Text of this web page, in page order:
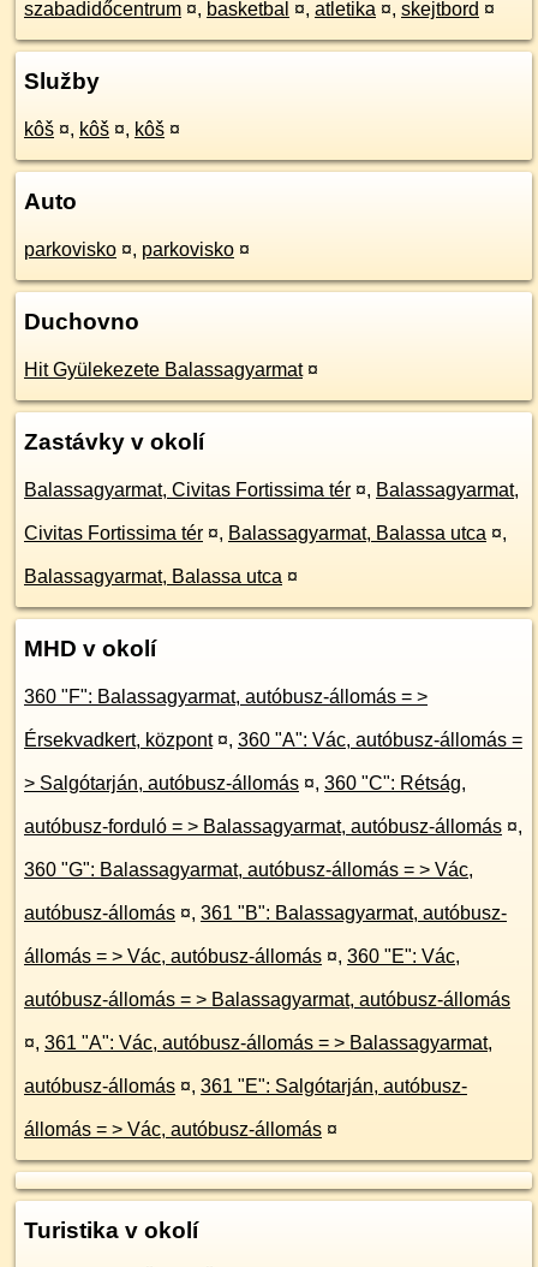
szabadidőcentrum ¤, basketbal ¤, atletika ¤, skejtbord ¤
Služby
kôš ¤, kôš ¤, kôš ¤
Auto
parkovisko ¤, parkovisko ¤
Duchovno
Hit Gyülekezete Balassagyarmat ¤
Zastávky v okolí
Balassagyarmat, Civitas Fortissima tér ¤, Balassagyarmat,
Civitas Fortissima tér ¤, Balassagyarmat, Balassa utca ¤,
Balassagyarmat, Balassa utca ¤
MHD v okolí
360 "F": Balassagyarmat, autóbusz-állomás = >
Érsekvadkert, központ ¤, 360 "A": Vác, autóbusz-állomás =
> Salgótarján, autóbusz-állomás ¤, 360 "C": Rétság,
autóbusz-forduló = > Balassagyarmat, autóbusz-állomás ¤,
360 "G": Balassagyarmat, autóbusz-állomás = > Vác,
autóbusz-állomás ¤, 361 "B": Balassagyarmat, autóbusz-
állomás = > Vác, autóbusz-állomás ¤, 360 "E": Vác,
autóbusz-állomás = > Balassagyarmat, autóbusz-állomás
¤, 361 "A": Vác, autóbusz-állomás = > Balassagyarmat,
autóbusz-állomás ¤, 361 "E": Salgótarján, autóbusz-
állomás = > Vác, autóbusz-állomás ¤
Turistika v okolí